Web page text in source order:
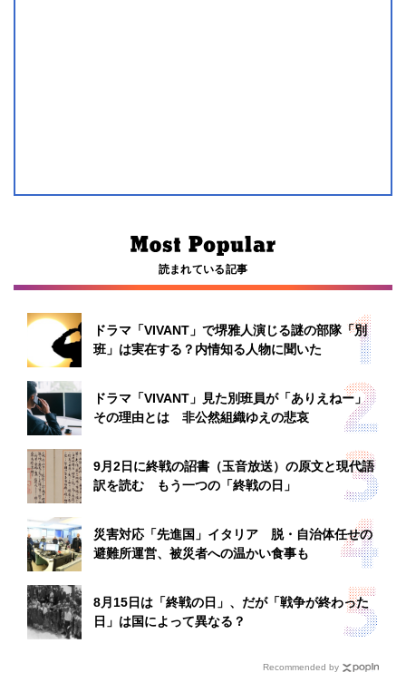
読まれている記事
ドラマ「VIVANT」で堺雅人演じる謎の部隊「別
班」は実在する？内情知る人物に聞いた
ドラマ「VIVANT」見た別班員が「ありえねー」
その理由とは 非公然組織ゆえの悲哀
9月2日に終戦の詔書（玉音放送）の原文と現代語
訳を読む もう一つの「終戦の日」
災害対応「先進国」イタリア 脱・自治体任せの
避難所運営、被災者への温かい食事も
8月15日は「終戦の日」、だが「戦争が終わった
日」は国によって異なる？
Recommended by